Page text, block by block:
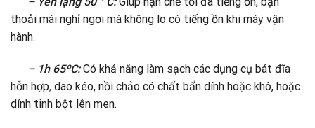
thoải mái nghỉ ngơi mà không lo có tiếng ồn khi máy vận
hành.
– 1h 65ºC:Có khả năng làm sạch các dụng cụ bát đĩa
hỗn hợp, dao kéo, nồi chảo có chất bẩn dính hoặc khô, hoặc
dính tinh bột lên men.